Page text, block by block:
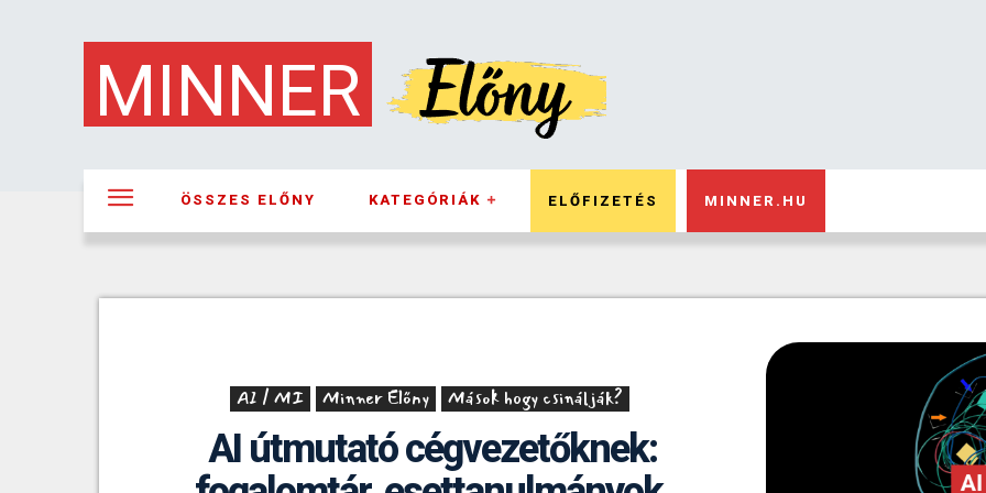
MINNER
ÖSSZES ELŐNY KATEGÓRIÁK ELŐFIZETÉS MINNER.HU
AI / MI Minner Előny Mások hogy csinálják?
AI útmutató cégvezetőknek: